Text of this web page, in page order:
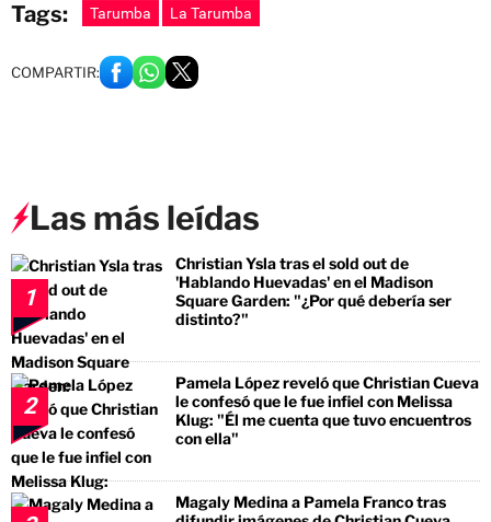
Tags: Tarumba La Tarumba
COMPARTIR:
Las más leídas
1
Christian Ysla tras el sold out de
'Hablando Huevadas' en el Madison
Square Garden: "¿Por qué debería ser
distinto?"
2
Pamela López reveló que Christian Cueva
le confesó que le fue infiel con Melissa
Klug: "Él me cuenta que tuvo encuentros
con ella"
Magaly Medina a Pamela Franco tras